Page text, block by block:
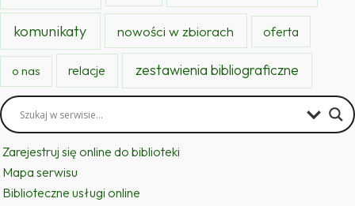
komunikaty nowości w zbiorach oferta
o nas relacje zestawienia bibliograficzne
Zarejestruj się online do biblioteki
Mapa serwisu
Biblioteczne usługi online